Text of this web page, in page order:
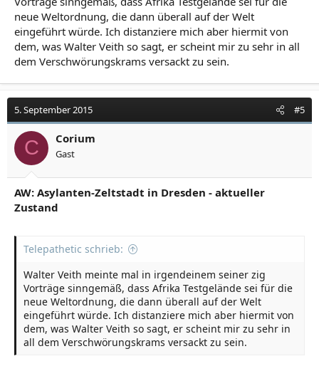
neue Weltordnung, die dann überall auf der Welt
eingeführt würde. Ich distanziere mich aber hiermit von
dem, was Walter Veith so sagt, er scheint mir zu sehr in all
dem Verschwörungskrams versackt zu sein.
5. September 2015 #5
C Corium
Gast
AW: Asylanten-Zeltstadt in Dresden - aktueller
Zustand
Telepathetic schrieb:
Walter Veith meinte mal in irgendeinem seiner zig
Vorträge sinngemäß, dass Afrika Testgelände sei für die
neue Weltordnung, die dann überall auf der Welt
eingeführt würde. Ich distanziere mich aber hiermit von
dem, was Walter Veith so sagt, er scheint mir zu sehr in
all dem Verschwörungskrams versackt zu sein.